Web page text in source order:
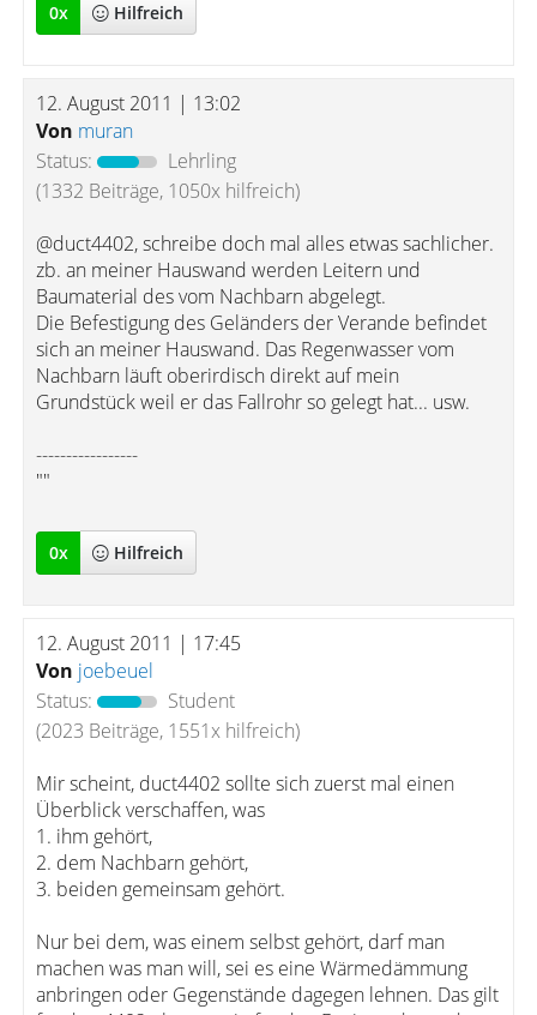
0x Hilfreich
12. August 2011 | 13:02
Von muran
Status:
Lehrling
(1332 Beiträge, 1050x hilfreich)
@duct4402, schreibe doch mal alles etwas sachlicher.
zb. an meiner Hauswand werden Leitern und
Baumaterial des vom Nachbarn abgelegt.
Die Befestigung des Geländers der Verande befindet
sich an meiner Hauswand. Das Regenwasser vom
Nachbarn läuft oberirdisch direkt auf mein
Grundstück weil er das Fallrohr so gelegt hat... usw.
-----------------
""
0x Hilfreich
12. August 2011 | 17:45
Von joebeuel
Status:
Student
(2023 Beiträge, 1551x hilfreich)
Mir scheint, duct4402 sollte sich zuerst mal einen
Überblick verschaffen, was
1. ihm gehört,
2. dem Nachbarn gehört,
3. beiden gemeinsam gehört.
Nur bei dem, was einem selbst gehört, darf man
machen was man will, sei es eine Wärmedämmung
anbringen oder Gegenstände dagegen lehnen. Das gilt